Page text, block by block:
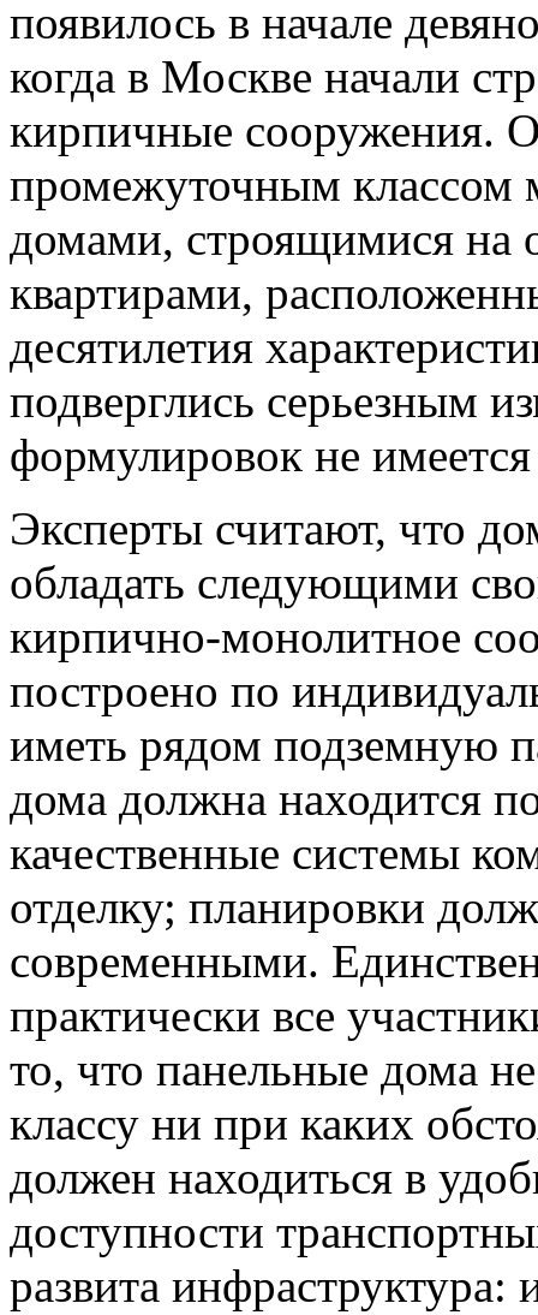
появилось в начале
когда в Москве начали
кирпичные сооружения.
промежуточным
домами, строящимися на
квартирами,
десятилетия
подверглись серьезным
формулировок не
Эксперты считают, что
обладать следующими
кирпично-монолитное
построено по
иметь рядом подземную
дома должна находится
качественные системы
отделку; планировки
современными.
практически все
то, что панельные дома
классу ни при каких
должен находиться в
доступности
развита